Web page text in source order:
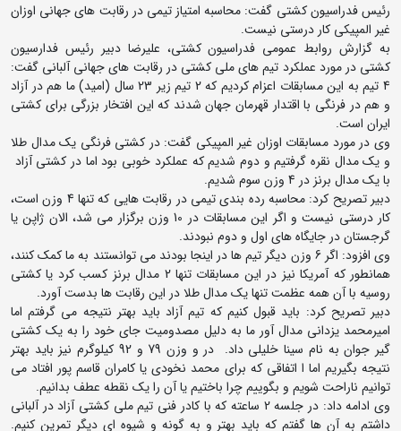
رئیس فدراسیون کشتی گفت: محاسبه امتیاز تیمی در رقابت های جهانی اوزان
غیر المپیکی کار درستی نیست.
به گزارش روابط عمومی فدراسیون کشتی، علیرضا دبیر رئیس فدارسیون
کشتی در مورد عملکرد تیم های ملی کشتی در رقابت های جهانی آلبانی گفت:
4 تیم به این مسابقات اعزام کردیم که 2 تیم زیر 23 سال (امید) ما هم در آزاد
و هم در فرنگی با اقتدار قهرمان جهان شدند که این افتخار بزرگی برای کشتی
ایران است.
وی در مورد مسابقات اوزان غیر المپیکی گفت: در کشتی فرنگی یک مدال طلا
و یک مدال نقره گرفتیم و دوم شدیم که عملکرد خوبی بود اما در کشتی آزاد
با یک مدال برنز در 4 وزن سوم شدیم.
دبیر تصریح کرد: محاسبه رده بندی تیمی در رقابت هایی که تنها 4 وزن است،
کار درستی نیست و اگر این مسابقات در 10 وزن برگزار می شد، الان ژاپن یا
گرجستان در جایگاه های اول و دوم نبودند.
وی افزود: اگر 6 وزن دیگر تیم ها در اینجا بودند می توانستند به ما کمک کنند،
همانطور که آمریکا نیز در این مسابقات تنها 2 مدال برنز کسب کرد یا کشتی
روسیه با آن همه عظمت تنها یک مدال طلا در این رقابت ها بدست آورد.
دبیر تصریح کرد: باید قبول کنیم که تیم آزاد باید بهتر نتیجه می گرفتم اما
امیرمحمد یزدانی مدال آور ما به دلیل مصدومیت جای خود را به یک کشتی
گیر جوان به نام سینا خلیلی داد. در و وزن 79 و 92 کیلوگرم نیز باید بهتر
نتیجه بگیریم اما ا اتفاقی که برای محمد نخودی یا کامران قاسم پور افتاد می
توانیم ناراحت شویم و بگوییم چرا باختیم یا آن را یک نقطه عطف بدانیم.
وی ادامه داد: در جلسه 2 ساعته که با کادر فنی تیم ملی کشتی آزاد در آلبانی
داشتم به آن ها گفتم که باید بهتر و به گونه و شیوه ای دیگر تمرین کنیم.